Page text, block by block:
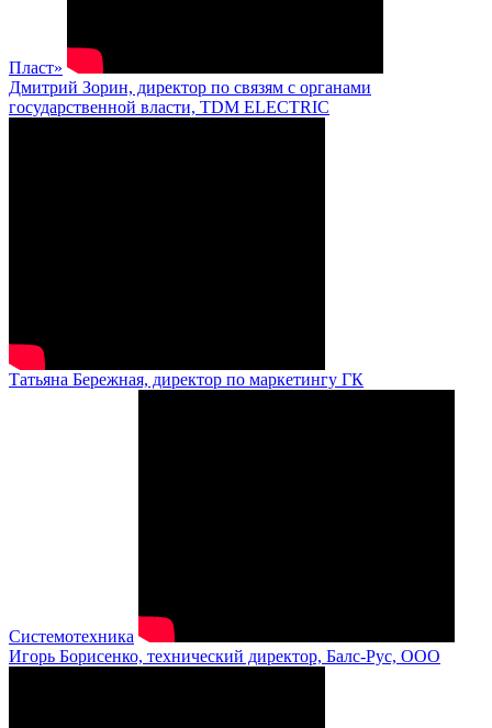
Пласт»
Дмитрий Зорин, директор по связям с органами
государственной власти, TDM ELECTRIC
Татьяна Бережная, директор по маркетингу ГК
Системотехника
Игорь Борисенко, технический директор, Балс-Рус, ООО